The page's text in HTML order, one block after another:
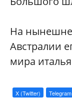
На
Австралии
мира
X (Twitter) Telegram